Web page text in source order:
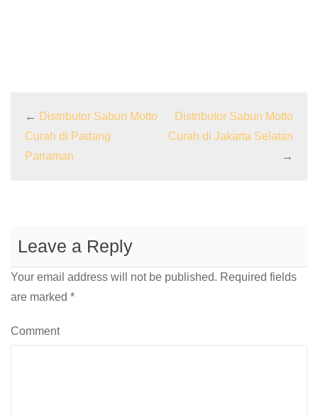
← Distributor Sabun Motto
Curah di Padang
Pariaman
Distributor Sabun Motto
Curah di Jakarta Selatan
→
Leave a Reply
Your email address will not be published. Required fields
are marked *
Comment